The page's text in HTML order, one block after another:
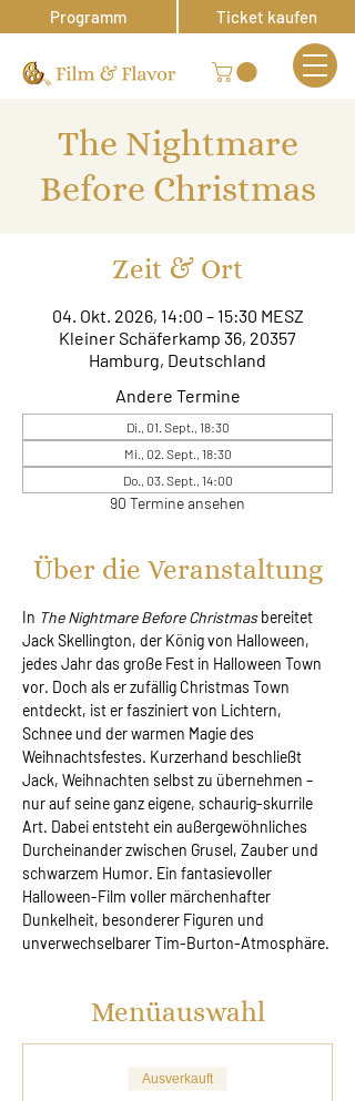
Programm Ticket kaufen
The Nightmare
Before Christmas
Zeit & Ort
04. Okt. 2026, 14:00 – 15:30 MESZ
Kleiner Schäferkamp 36, 20357
Hamburg, Deutschland
Andere Termine
Di., 01. Sept., 18:30
Mi., 02. Sept., 18:30
Do., 03. Sept., 14:00
90 Termine ansehen
Über die Veranstaltung
In The Nightmare Before Christmas bereitet
Jack Skellington, der König von Halloween,
jedes Jahr das große Fest in Halloween Town
vor. Doch als er zufällig Christmas Town
entdeckt, ist er fasziniert von Lichtern,
Schnee und der warmen Magie des
Weihnachtsfestes. Kurzerhand beschließt
Jack, Weihnachten selbst zu übernehmen –
nur auf seine ganz eigene, schaurig-skurrile
Art. Dabei entsteht ein außergewöhnliches
Durcheinander zwischen Grusel, Zauber und
schwarzem Humor. Ein fantasievoller
Halloween-Film voller märchenhafter
Dunkelheit, besonderer Figuren und
unverwechselbarer Tim-Burton-Atmosphäre.
Menüauswahl
Ausverkauft